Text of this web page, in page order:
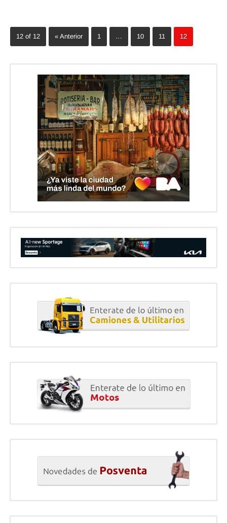
12 of 12 « Anterior 1 … 10 11 12